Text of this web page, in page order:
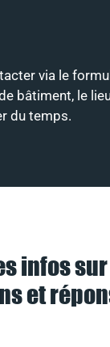
via le
bâtiment, le
du temps.
infos
et